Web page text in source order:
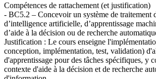
Compétences de rattachement (et justification)
- BC5.2 – Concevoir un système de traitement
d’intelligence artificielle, d’apprentissage
d’aide à la décision ou de recherche
Justification : Le cours enseigne
conception, implémentation, test, validation)
d'apprentissage pour des tâches spécifiques, y
contexte d'aide à la décision et de recherche